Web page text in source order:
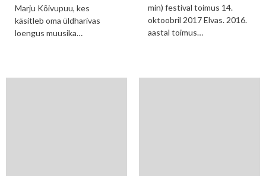
Marju Kõivupuu, kes
käsitleb oma üldharivas
loengus muusika…
min) festival toimus 14.
oktoobril 2017 Elvas. 2016.
aastal toimus…